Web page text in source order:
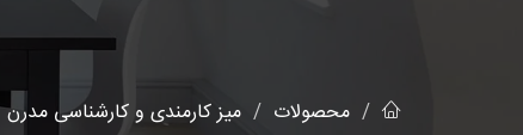
محصولات میز کارمندی و کارشناسی مدرن